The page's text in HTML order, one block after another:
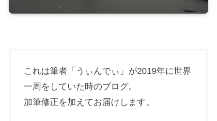
これは筆者「うぃんでぃ」が2019年に世界
一周をしていた時のブログ。
加筆修正を加えてお届けします。